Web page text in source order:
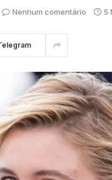
Nenhum comentário 5